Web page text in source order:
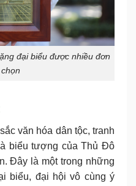
đại biểu được nhiều đơn
văn hóa dân tộc, tranh
biểu tượng của Thủ Đô
Đây là một trong những
biểu, đại hội vô cùng ý